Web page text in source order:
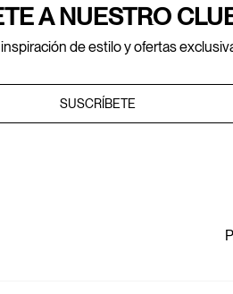
A NUESTRO
de estilo y ofertas
SUSCRÍBETE